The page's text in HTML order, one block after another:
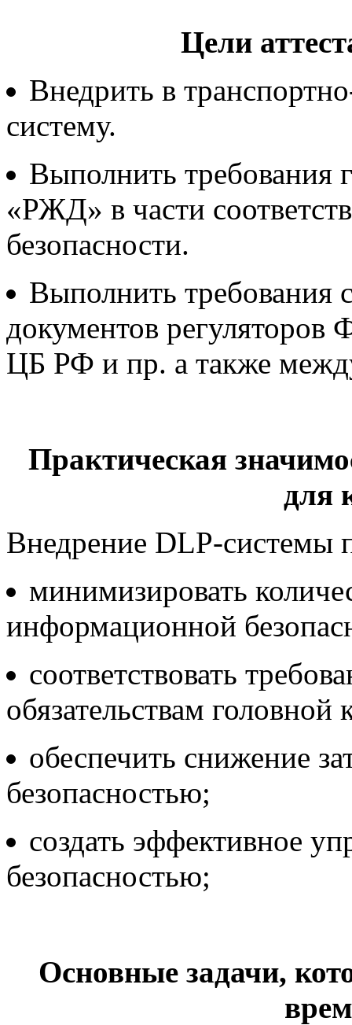
Цели
Внедрить в
систему.
Выполнить
«РЖД» в части
безопасности.
Выполнить требования
документов
ЦБ РФ и пр. а также
Практическая
для
Внедрение DLP-системы
минимизировать
информационной
соответствовать
обязательствам головной
обеспечить снижение
безопасностью;
создать эффективное
безопасностью;
Основные задачи,